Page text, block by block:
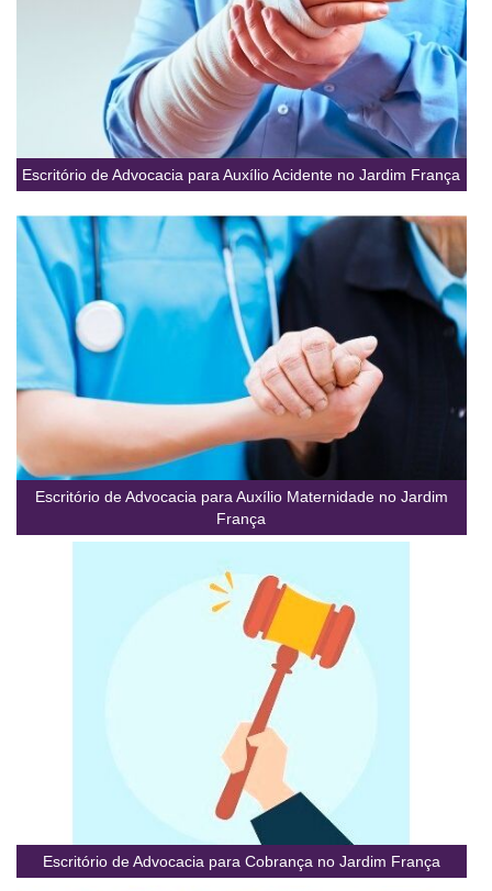
Escritório de Advocacia para Auxílio Acidente no Jardim França
Escritório de Advocacia para Auxílio Maternidade no Jardim
França
Escritório de Advocacia para Cobrança no Jardim França